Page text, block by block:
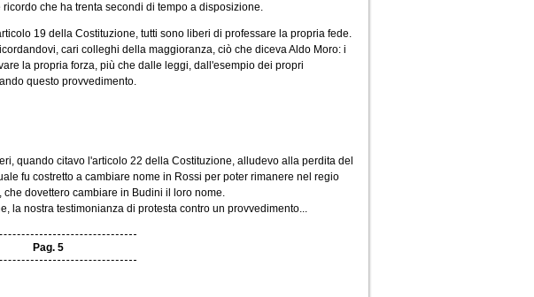
che ha trenta secondi di tempo a disposizione.
19 della Costituzione, tutti sono liberi di professare la propria fede.
cari colleghi della maggioranza, ciò che diceva Aldo Moro: i
la propria forza, più che dalle leggi, dall'esempio dei propri
questo provvedimento.
quando citavo l'articolo 22 della Costituzione, alludevo alla perdita del
fu costretto a cambiare nome in Rossi per poter rimanere nel regio
dovettero cambiare in Budini il loro nome.
la nostra testimonianza di protesta contro un provvedimento...
Pag. 5